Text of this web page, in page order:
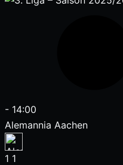
- 14:00
Alemannia Aachen
1 1